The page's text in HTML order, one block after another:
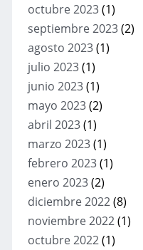
octubre 2023(1)
septiembre 2023(2)
agosto 2023(1)
julio 2023(1)
junio 2023(1)
mayo 2023(2)
abril 2023(1)
marzo 2023(1)
febrero 2023(1)
enero 2023(2)
diciembre 2022(8)
noviembre 2022(1)
octubre 2022(1)